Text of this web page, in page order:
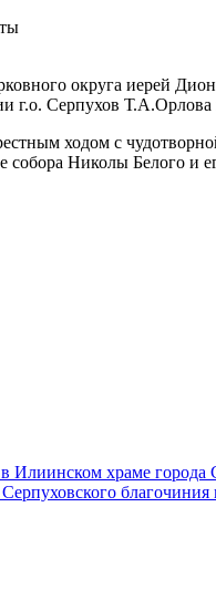
округа иерей
г.о. Серпухов
ходом с
Николы Белого и
Илиинском храме города
благочиния